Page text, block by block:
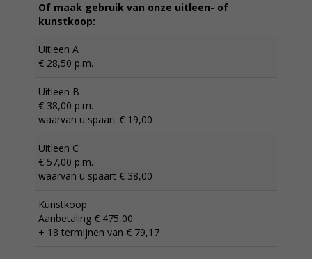
Of maak gebruik van onze uitleen- of
kunstkoop:
Uitleen A
€ 28,50 p.m.
Uitleen B
€ 38,00 p.m.
waarvan u spaart € 19,00
Uitleen C
€ 57,00 p.m.
waarvan u spaart € 38,00
Kunstkoop
Aanbetaling € 475,00
+ 18 termijnen van € 79,17